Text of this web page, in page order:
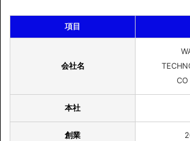
項目
会社名
CO
本社
創業